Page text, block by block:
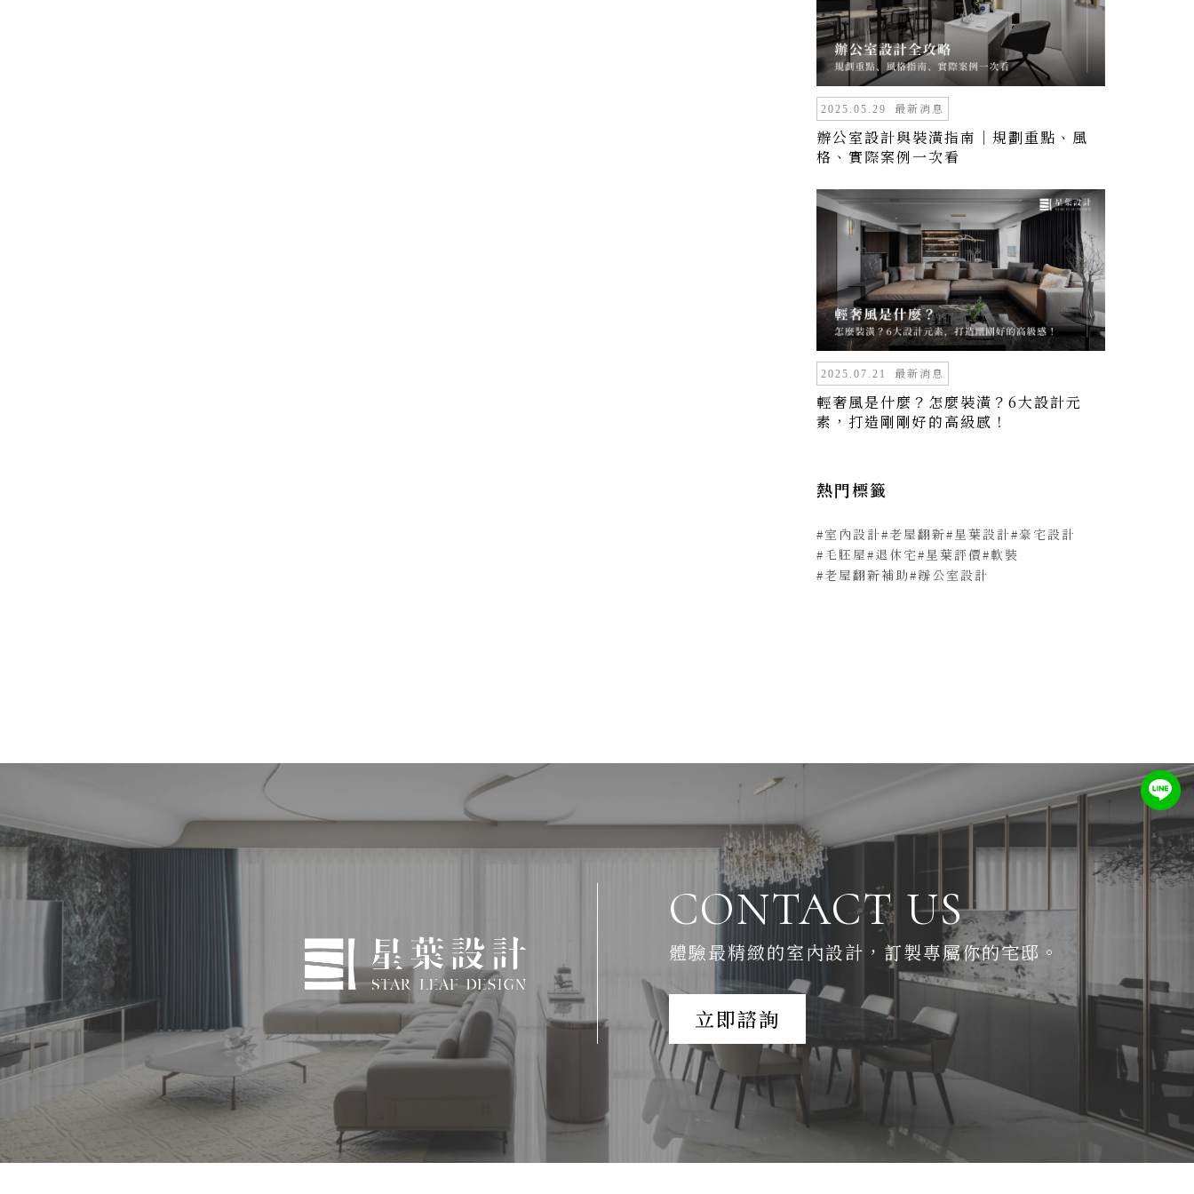
2025.05.29 最新消息
辦公室設計與裝潢指南｜規劃重點、風
格、實際案例一次看
2025.07.21 最新消息
輕奢風是什麼？怎麼裝潢？6大設計元
素，打造剛剛好的高級感！
熱門標籤
#室內設計#老屋翻新#星葉設計#豪宅設計
#毛胚屋#退休宅#星葉評價#軟裝
#老屋翻新補助#辦公室設計
CONTACT US
體驗最精緻的室內設計， 訂製專屬你的宅邸。
立即諮詢